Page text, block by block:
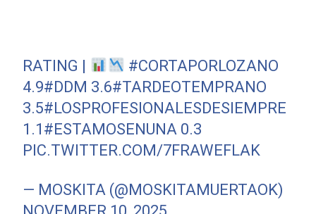
RATING |
#CORTAPORLOZANO
4.9#DDM 3.6#TARDEOTEMPRANO
3.5#LOSPROFESIONALESDESIEMPRE
1.1 #ESTAMOSENUNA 0.3
PIC.TWITTER.COM/7FRAWEFLAK
— MOSKITA (@MOSKITAMUERTAOK)